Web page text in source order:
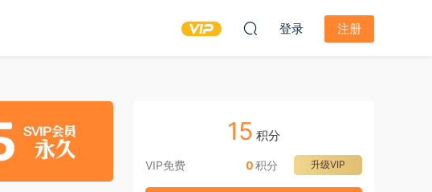
登录 注册
15 积分
VIP免费 升级VIP
0积分